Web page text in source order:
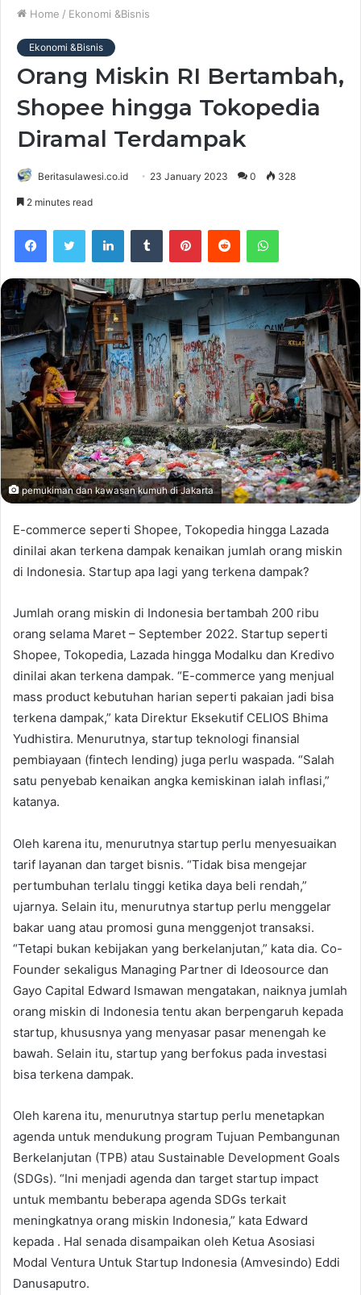
Home / Ekonomi &Bisnis
Ekonomi &Bisnis
Orang Miskin RI Bertambah,
Shopee hingga Tokopedia
Diramal Terdampak
Beritasulawesi.co.id 23 January 2023 0 328
2 minutes read
pemukiman dan kawasan kumuh di Jakarta
E-commerce seperti Shopee, Tokopedia hingga Lazada
dinilai akan terkena dampak kenaikan jumlah orang miskin
di Indonesia. Startup apa lagi yang terkena dampak?
Jumlah orang miskin di Indonesia bertambah 200 ribu
orang selama Maret – September 2022. Startup seperti
Shopee, Tokopedia, Lazada hingga Modalku dan Kredivo
dinilai akan terkena dampak. “E-commerce yang menjual
mass product kebutuhan harian seperti pakaian jadi bisa
terkena dampak,” kata Direktur Eksekutif CELIOS Bhima
Yudhistira. Menurutnya, startup teknologi finansial
pembiayaan (fintech lending) juga perlu waspada. “Salah
satu penyebab kenaikan angka kemiskinan ialah inflasi,”
katanya.
Oleh karena itu, menurutnya startup perlu menyesuaikan
tarif layanan dan target bisnis. “Tidak bisa mengejar
pertumbuhan terlalu tinggi ketika daya beli rendah,”
ujarnya. Selain itu, menurutnya startup perlu menggelar
bakar uang atau promosi guna menggenjot transaksi.
“Tetapi bukan kebijakan yang berkelanjutan,” kata dia. Co-
Founder sekaligus Managing Partner di Ideosource dan
Gayo Capital Edward Ismawan mengatakan, naiknya jumlah
orang miskin di Indonesia tentu akan berpengaruh kepada
startup, khususnya yang menyasar pasar menengah ke
bawah. Selain itu, startup yang berfokus pada investasi
bisa terkena dampak.
Oleh karena itu, menurutnya startup perlu menetapkan
agenda untuk mendukung program Tujuan Pembangunan
Berkelanjutan (TPB) atau Sustainable Development Goals
(SDGs). “Ini menjadi agenda dan target startup impact
untuk membantu beberapa agenda SDGs terkait
meningkatnya orang miskin Indonesia,” kata Edward
kepada . Hal senada disampaikan oleh Ketua Asosiasi
Modal Ventura Untuk Startup Indonesia (Amvesindo) Eddi
Danusaputro.